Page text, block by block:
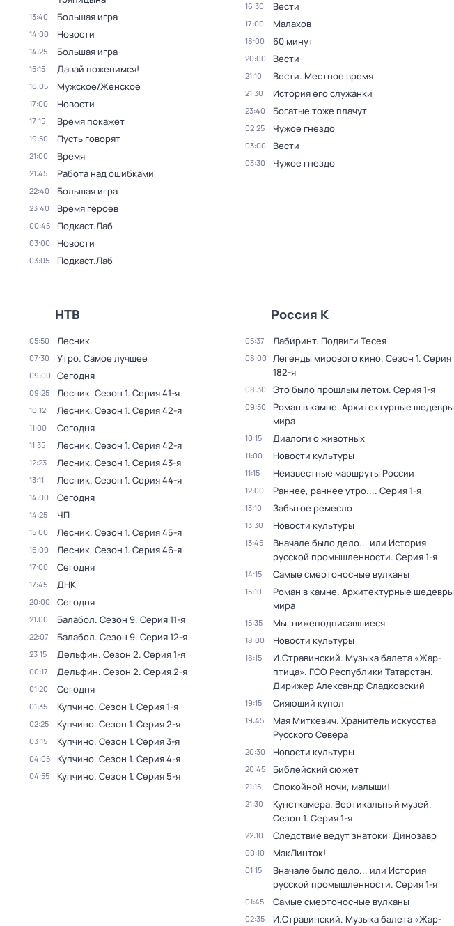
13:40 Большая игра
14:00 Новости
14:25 Большая игра
15:15 Давай поженимся!
16:05 Мужское/Женское
17:00 Новости
17:15 Время покажет
19:50 Пусть говорят
21:00 Время
21:45 Работа над ошибками
22:40 Большая игра
23:40 Время героев
00:45 Подкаст.Лаб
03:00 Новости
03:05 Подкаст.Лаб
16:30 Вести
17:00 Малахов
18:00 60 минут
20:00 Вести
21:10 Вести. Местное время
21:30 История его служанки
23:40 Богатые тоже плачут
02:25 Чужое гнездо
03:00 Вести
03:30 Чужое гнездо
НТВ
05:50 Лесник
07:30 Утро. Самое лучшее
09:00 Сегодня
09:25 Лесник. Сезон 1. Серия 41-я
10:12 Лесник. Сезон 1. Серия 42-я
11:00 Сегодня
11:35 Лесник. Сезон 1. Серия 42-я
12:23 Лесник. Сезон 1. Серия 43-я
13:11 Лесник. Сезон 1. Серия 44-я
14:00 Сегодня
14:25 ЧП
15:00 Лесник. Сезон 1. Серия 45-я
16:00 Лесник. Сезон 1. Серия 46-я
17:00 Сегодня
17:45 ДНК
20:00 Сегодня
21:00 Балабол. Сезон 9. Серия 11-я
22:07 Балабол. Сезон 9. Серия 12-я
23:15 Дельфин. Сезон 2. Серия 1-я
00:17 Дельфин. Сезон 2. Серия 2-я
01:20 Сегодня
01:35 Купчино. Сезон 1. Серия 1-я
02:25 Купчино. Сезон 1. Серия 2-я
03:15 Купчино. Сезон 1. Серия 3-я
04:05 Купчино. Сезон 1. Серия 4-я
04:55 Купчино. Сезон 1. Серия 5-я
Россия К
05:37 Лабиринт. Подвиги Тесея
08:00 Легенды мирового кино. Сезон 1. Серия
182-я
08:30 Это было прошлым летом. Серия 1-я
09:50
Роман в камне. Архитектурные шедевры
мира
10:15 Диалоги о животных
11:00 Новости культуры
11:15 Неизвестные маршруты России
12:00 Раннее, раннее утро.... Серия 1-я
13:10 Забытое ремесло
13:30 Новости культуры
13:45
Вначале было дело... или История
русской промышленности. Серия 1-я
14:15 Самые смертоносные вулканы
15:10
Роман в камне. Архитектурные шедевры
мира
15:35 Мы, нижеподписавшиеся
18:00 Новости культуры
18:15
И.Стравинский. Музыка балета «Жар-
птица». ГСО Республики Татарстан.
Дирижер Александр Сладковский
19:15 Сияющий купол
19:45
Мая Миткевич. Хранитель искусства
Русского Севера
20:30 Новости культуры
20:45 Библейский сюжет
21:15 Спокойной ночи, малыши!
21:30 Кунсткамера. Вертикальный музей.
Сезон 1. Серия 1-я
22:10 Следствие ведут знатоки: Динозавр
00:10 МакЛинток!
01:15
Вначале было дело... или История
русской промышленности. Серия 1-я
01:45 Самые смертоносные вулканы
02:35
И.Стравинский. Музыка балета «Жар-